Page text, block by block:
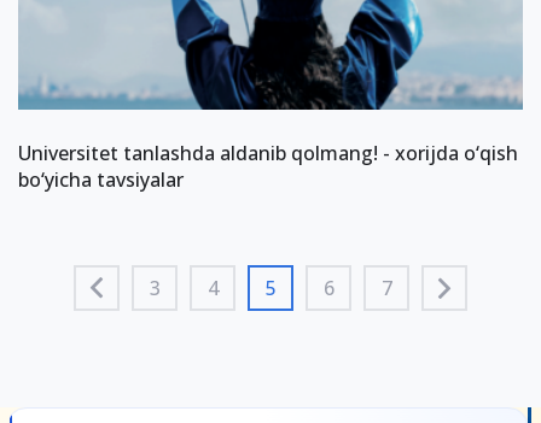
Universitet tanlashda aldanib qolmang! - xorijda o‘qish
bo‘yicha tavsiyalar
3 4 5 6 7